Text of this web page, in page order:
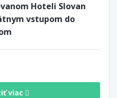
Hoteli Slovan
vstupom do
viac